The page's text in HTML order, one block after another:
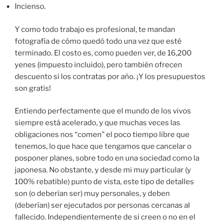
Incienso.
Y como todo trabajo es profesional, te mandan
fotografía de cómo quedó todo una vez que esté
terminado. El costo es, como pueden ver, de 16,200
yenes (impuesto incluido), pero también ofrecen
descuento si los contratas por año. ¡Y los presupuestos
son gratis!
Entiendo perfectamente que el mundo de los vivos
siempre está acelerado, y que muchas veces las
obligaciones nos “comen” el poco tiempo libre que
tenemos, lo que hace que tengamos que cancelar o
posponer planes, sobre todo en una sociedad como la
japonesa. No obstante, y desde mi muy particular (y
100% rebatible) punto de vista, este tipo de detalles
son (o deberían ser) muy personales, y deben
(deberían) ser ejecutados por personas cercanas al
fallecido. Independientemente de si creen o no en el